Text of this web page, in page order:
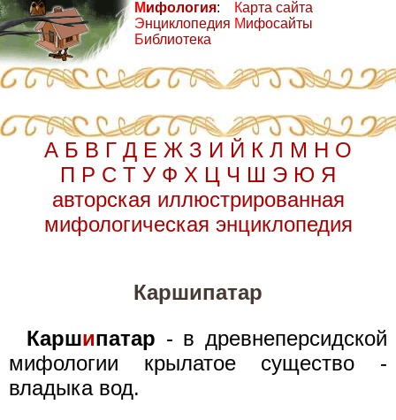
Мифология:
Энциклопедия
Библиотека
Карта сайта
Мифосайты
А Б В Г Д Е Ж З И Й К Л М Н О
П Р С Т У Ф Х Ц Ч Ш Э Ю Я
авторская иллюстрированная
мифологическая энциклопедия
Каршипатар
Каршипатар - в древнеперсидской
мифологии крылатое существо -
владыка вод.